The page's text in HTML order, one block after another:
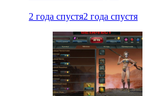
2 года спустя2 года спустя